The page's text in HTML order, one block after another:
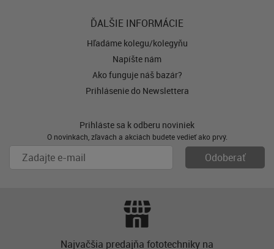
ĎALŠIE INFORMÁCIE
Hľadáme kolegu/kolegyňu
Napíšte nám
Ako funguje náš bazár?
Prihlásenie do Newslettera
Prihláste sa k odberu noviniek
O novinkách, zľavách a akciách budete vedieť ako prvý.
Najvačšia predajňa fototechniky na